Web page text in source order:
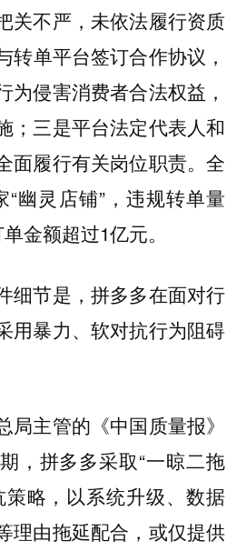
关不严，未依法履行资质
转单平台签订合作协议，
为侵害消费者合法权益，
；三是平台法定代表人和
面履行有关岗位职责。全
“幽灵店铺”，违规转单量
金额超过1亿元。
细节是，拼多多在面对行
用暴力、软对抗行为阻碍
局主管的《中国质量报》
，拼多多采取“一晾二拖
策略，以系统升级、数据
理由拖延配合，或仅提供